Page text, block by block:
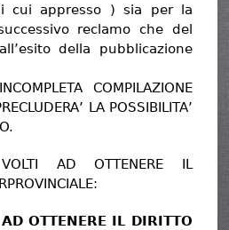
cui appresso ) sia per la
reclamo che del
della pubblicazione
COMPILAZIONE
LA POSSIBILITA’
AD OTTENERE IL
OTTENERE IL DIRITTO